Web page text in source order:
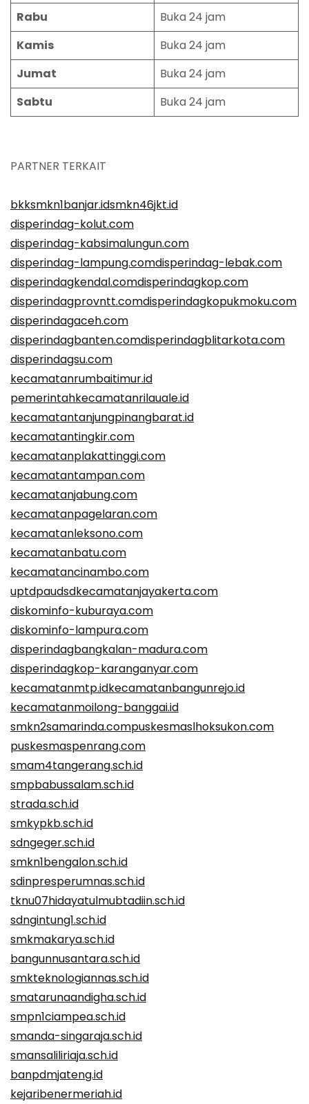
Rabu
Buka 24 jam
Kamis
Buka 24 jam
Jumat
Buka 24 jam
Sabtu
Buka 24 jam
PARTNER TERKAIT
bkksmkn1banjar.idsmkn46jkt.id
disperindag-kolut.com
disperindag-kabsimalungun.com
disperindag-lampung.comdisperindag-lebak.com
disperindagkendal.comdisperindagkop.com
disperindagprovntt.comdisperindagkopukmoku.com
disperindagaceh.com
disperindagbanten.comdisperindagblitarkota.com
disperindagsu.com
kecamatanrumbaitimur.id
pemerintahkecamatanrilauale.id
kecamatantanjungpinangbarat.id
kecamatantingkir.com
kecamatanplakattinggi.com
kecamatantampan.com
kecamatanjabung.com
kecamatanpagelaran.com
kecamatanleksono.com
kecamatanbatu.com
kecamatancinambo.com
uptdpaudsdkecamatanjayakerta.com
diskominfo-kuburaya.com
diskominfo-lampura.com
disperindagbangkalan-madura.com
disperindagkop-karanganyar.com
kecamatanmtp.idkecamatanbangunrejo.id
kecamatanmoilong-banggai.id
smkn2samarinda.compuskesmaslhoksukon.com
puskesmaspenrang.com
smam4tangerang.sch.id
smpbabussalam.sch.id
strada.sch.id
smkypkb.sch.id
sdngeger.sch.id
smkn1bengalon.sch.id
sdinpresperumnas.sch.id
tknu07hidayatulmubtadiin.sch.id
sdngintung1.sch.id
smkmakarya.sch.id
bangunnusantara.sch.id
smkteknologiannas.sch.id
smatarunaandigha.sch.id
smpn1ciampea.sch.id
smanda-singaraja.sch.id
smansaliliriaja.sch.id
banpdmjateng.id
kejaribenermeriah.id